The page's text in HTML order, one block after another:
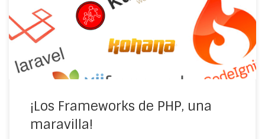
con que desarrollamos aplicaciones y facilita el
mantenimiento. Debo confesar que cuando inicié […]
¡Los Frameworks de PHP, una
maravilla!